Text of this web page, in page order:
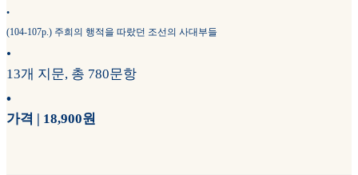
•
(104-107p.) 주희의 행적을 따랐던 조선의 사대부들
•
13개 지문, 총 780문항
•
가격 | 18,900원